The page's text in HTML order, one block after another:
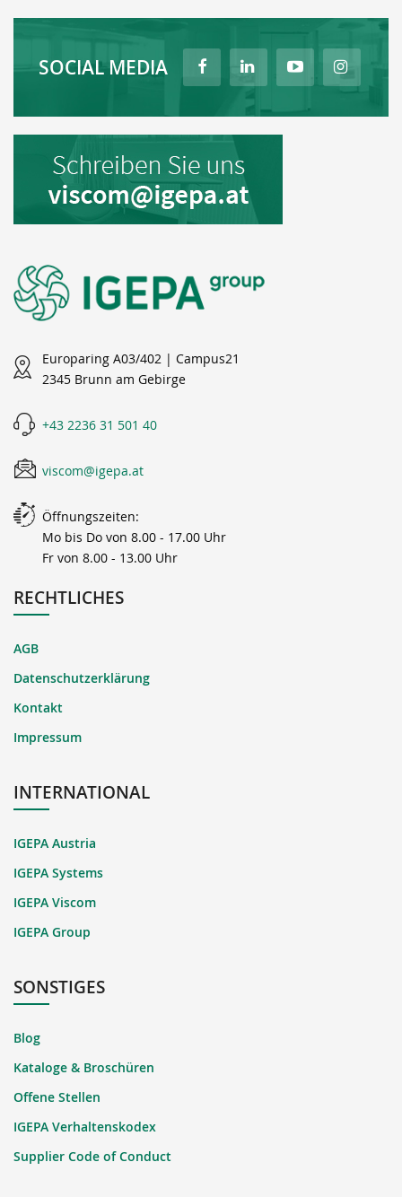
SOCIAL MEDIA
Europaring A03/402 | Campus21
2345 Brunn am Gebirge
+43 2236 31 501 40
viscom@igepa.at
Öffnungszeiten:
Mo bis Do von 8.00 - 17.00 Uhr
Fr von 8.00 - 13.00 Uhr
RECHTLICHES
AGB
Datenschutzerklärung
Kontakt
Impressum
INTERNATIONAL
IGEPA Austria
IGEPA Systems
IGEPA Viscom
IGEPA Group
SONSTIGES
Blog
Kataloge & Broschüren
Offene Stellen
IGEPA Verhaltenskodex
Supplier Code of Conduct